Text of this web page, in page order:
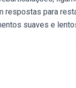
respostas para
suaves e